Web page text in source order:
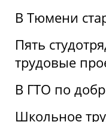
В Тюмени
Пять
трудовые
В ГТО по
Школьное